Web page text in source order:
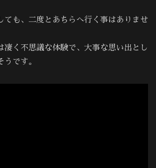
ても、二度とあちらへ行く事はありませ
凄く不思議な体験で、大事な思い出とし
うです。